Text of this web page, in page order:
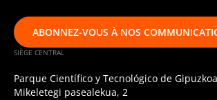
ABONNEZ-VOUS À NOS
SIÈGE CENTRAL
Parque Científico y Tecnológico de Gipuzkoa
Mikeletegi pasealekua, 2